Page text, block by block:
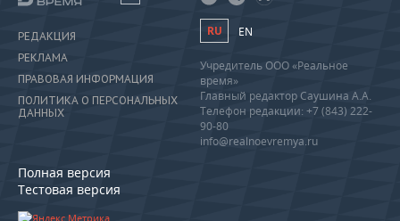
РЕДАКЦИЯ
РЕКЛАМА
ПРАВОВАЯ ИНФОРМАЦИЯ
ПОЛИТИКА О ПЕРСОНАЛЬНЫХ
ДАННЫХ
Полная версия
Тестовая версия
RU EN
Учредитель ООО «Реальное
время»
Главный редактор Саушина А.А.
Телефон редакции: +7 (843) 222-
90-80
info@realnoevremya.ru